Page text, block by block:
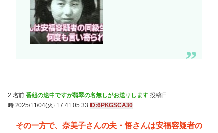
2 名前:番組の途中ですが翡翠の名無しがお送りします 投稿日
時:2025/11/04(火) 17:41:05.33 ID:6PKGSCA30
その一方で、奈美子さんの夫・悟さんは安福容疑者の